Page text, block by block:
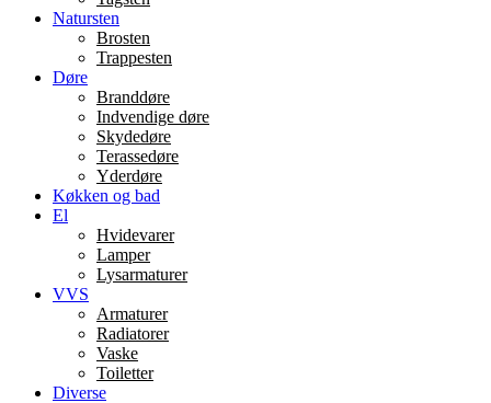
Natursten
Brosten
Trappesten
Døre
Branddøre
Indvendige døre
Skydedøre
Terassedøre
Yderdøre
Køkken og bad
El
Hvidevarer
Lamper
Lysarmaturer
VVS
Armaturer
Radiatorer
Vaske
Toiletter
Diverse